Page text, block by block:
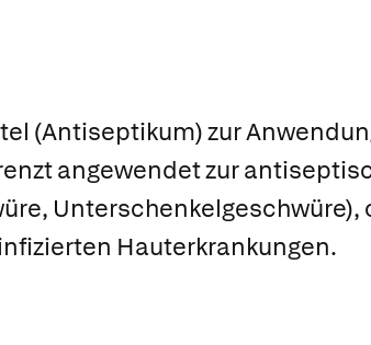
(Antiseptikum) zur
angewendet zur
Hauterkrankungen.